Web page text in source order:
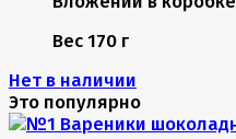
Вес 170 г
Нет в наличии
Это популярно